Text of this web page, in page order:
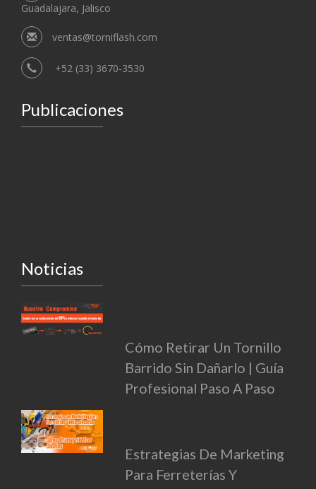
Guadalajara, Jalisco
ventas@torniflash.com
+52 (33) 3670-3530
Publicaciones
Noticias
Cómo Retirar Un Tornillo
Barrido Sin Dañarlo | Guía
Profesional Paso A Paso
Estrategias De Marketing
Para Ferreterías Y